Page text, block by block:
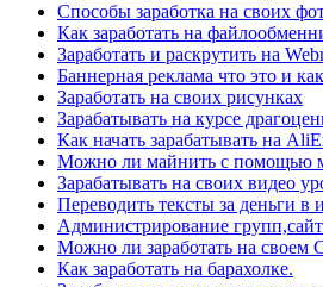
Способы заработка на своих
Как заработать на
Заработать и раскрутить на
Баннерная реклама что это и
Заработать на своих рисунках
Зарабатывать на курсе
Как начать зарабатывать на
Можно ли майнить с помощью
Зарабатывать на своих видео
Переводить тексты за деньги в
Администрирование
Можно ли заработать на своем
Как заработать на барахолке.